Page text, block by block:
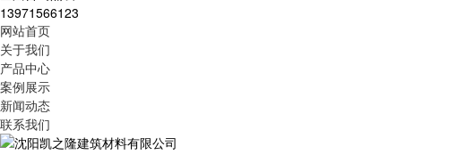
13971566123
网站首页
关于我们
产品中心
案例展示
新闻动态
联系我们